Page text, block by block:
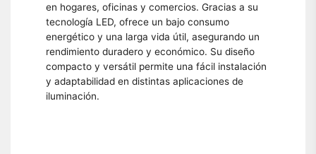
en hogares, oficinas y comercios. Gracias a su
tecnología LED, ofrece un bajo consumo
energético y una larga vida útil, asegurando un
rendimiento duradero y económico. Su diseño
compacto y versátil permite una fácil instalación
y adaptabilidad en distintas aplicaciones de
iluminación.